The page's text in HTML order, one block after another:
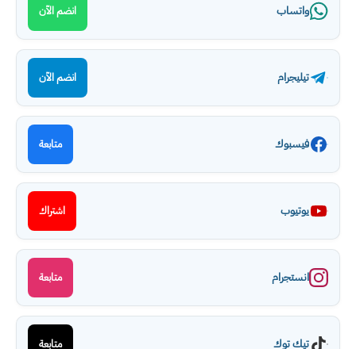
واتساب انضم الآن
تيليجرام انضم الآن
فيسبوك متابعة
يوتيوب اشتراك
انستجرام متابعة
تيك توك متابعة